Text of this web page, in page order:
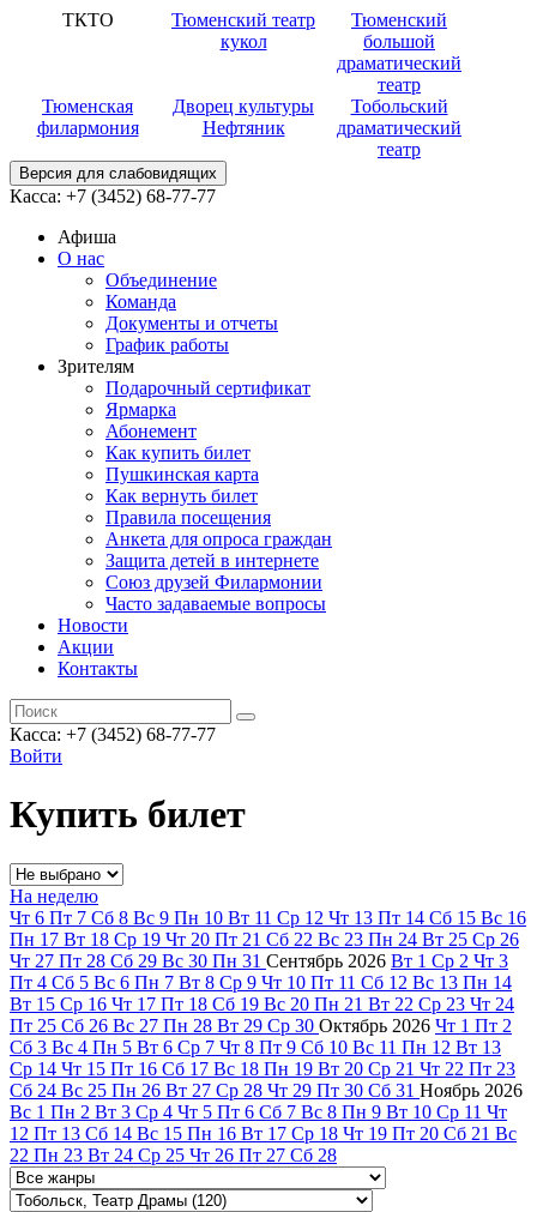
ТКТО
Тюменский театр
кукол
Тюменский
большой
драматический
театр
Тюменская
филармония
Дворец культуры
Нефтяник
Тобольский
драматический
театр
Версия для слабовидящих
Касса: +7 (3452) 68-77-77
Афиша
О нас
Объединение
Команда
Документы и отчеты
График работы
Зрителям
Подарочный сертификат
Ярмарка
Абонемент
Как купить билет
Пушкинская карта
Как вернуть билет
Правила посещения
Анкета для опроса граждан
Защита детей в интернете
Союз друзей Филармонии
Часто задаваемые вопросы
Новости
Акции
Контакты
Касса: +7 (3452) 68-77-77
Войти
Купить билет
На неделю
Чт 6 Пт 7 Сб 8 Вс 9 Пн 10 Вт 11 Ср 12 Чт 13 Пт 14 Сб 15 Вс 16
Пн 17 Вт 18 Ср 19 Чт 20 Пт 21 Сб 22 Вс 23 Пн 24 Вт 25 Ср 26
Чт 27 Пт 28 Сб 29 Вс 30 Пн 31 Сентябрь 2026 Вт 1 Ср 2 Чт 3
Пт 4 Сб 5 Вс 6 Пн 7 Вт 8 Ср 9 Чт 10 Пт 11 Сб 12 Вс 13 Пн 14
Вт 15 Ср 16 Чт 17 Пт 18 Сб 19 Вс 20 Пн 21 Вт 22 Ср 23 Чт 24
Пт 25 Сб 26 Вс 27 Пн 28 Вт 29 Ср 30 Октябрь 2026 Чт 1 Пт 2
Сб 3 Вс 4 Пн 5 Вт 6 Ср 7 Чт 8 Пт 9 Сб 10 Вс 11 Пн 12 Вт 13
Ср 14 Чт 15 Пт 16 Сб 17 Вс 18 Пн 19 Вт 20 Ср 21 Чт 22 Пт 23
Сб 24 Вс 25 Пн 26 Вт 27 Ср 28 Чт 29 Пт 30 Сб 31 Ноябрь 2026
Вс 1 Пн 2 Вт 3 Ср 4 Чт 5 Пт 6 Сб 7 Вс 8 Пн 9 Вт 10 Ср 11 Чт
12 Пт 13 Сб 14 Вс 15 Пн 16 Вт 17 Ср 18 Чт 19 Пт 20 Сб 21 Вс
22 Пн 23 Вт 24 Ср 25 Чт 26 Пт 27 Сб 28